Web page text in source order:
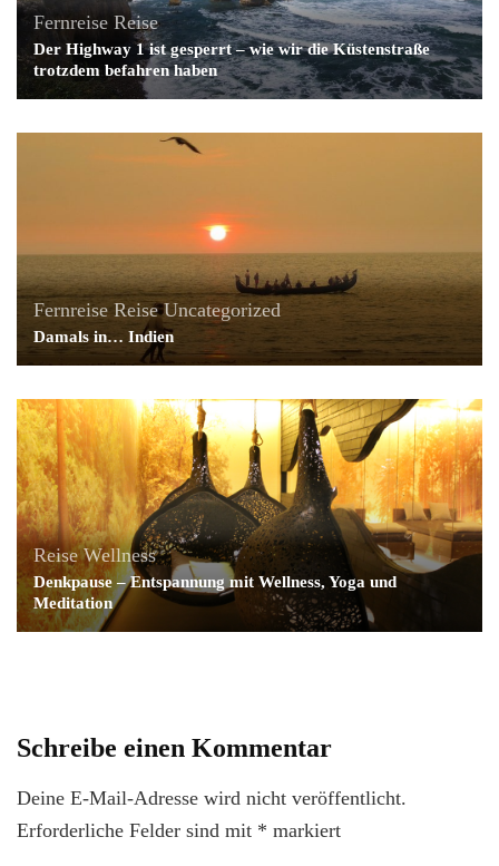
Fernreise Reise
Der Highway 1 ist gesperrt – wie wir die Küstenstraße
trotzdem befahren haben
Fernreise Reise Uncategorized
Damals in… Indien
Reise Wellness
Denkpause – Entspannung mit Wellness, Yoga und
Meditation
Schreibe einen Kommentar
Deine E-Mail-Adresse wird nicht veröffentlicht.
Erforderliche Felder sind mit * markiert